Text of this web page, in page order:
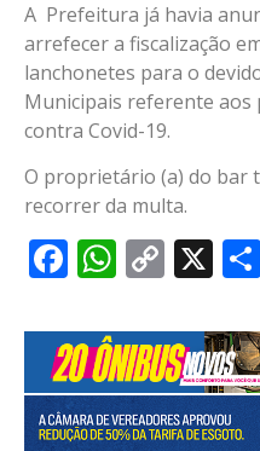
A Prefeitura já havia
arrefecer a fiscalização
lanchonetes para o
Municipais referente aos
contra Covid-19.
O proprietário (a) do bar
recorrer da multa.
Facebook
Copy
X